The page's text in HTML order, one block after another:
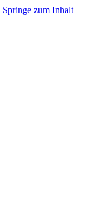
Springe zum Inhalt